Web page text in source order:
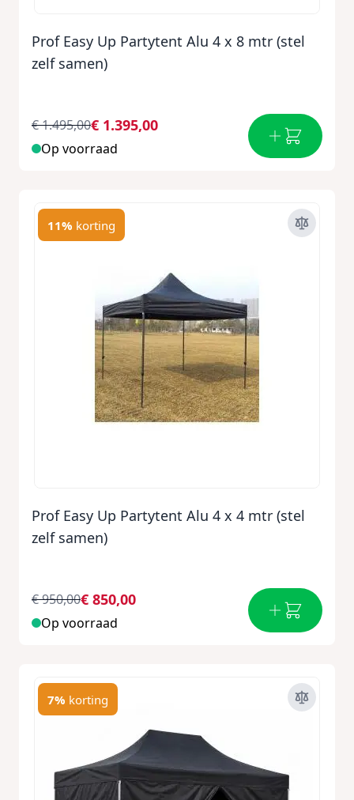
Prof Easy Up Partytent Alu 4 x 8 mtr (stel
zelf samen)
€ 1.395,00
€ 1.495,00
Op voorraad
11% korting
Prof Easy Up Partytent Alu 4 x 4 mtr (stel
zelf samen)
€ 850,00
€ 950,00
Op voorraad
7% korting